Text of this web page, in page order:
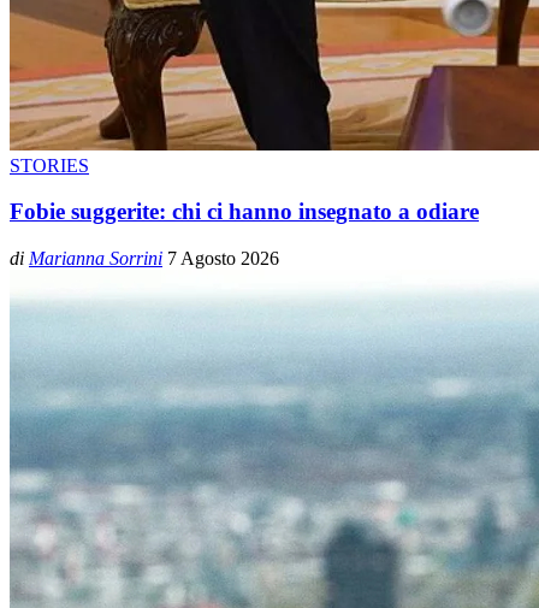
STORIES
Fobie suggerite: chi ci hanno insegnato a odiare
di Marianna Sorrini 7 Agosto 2026